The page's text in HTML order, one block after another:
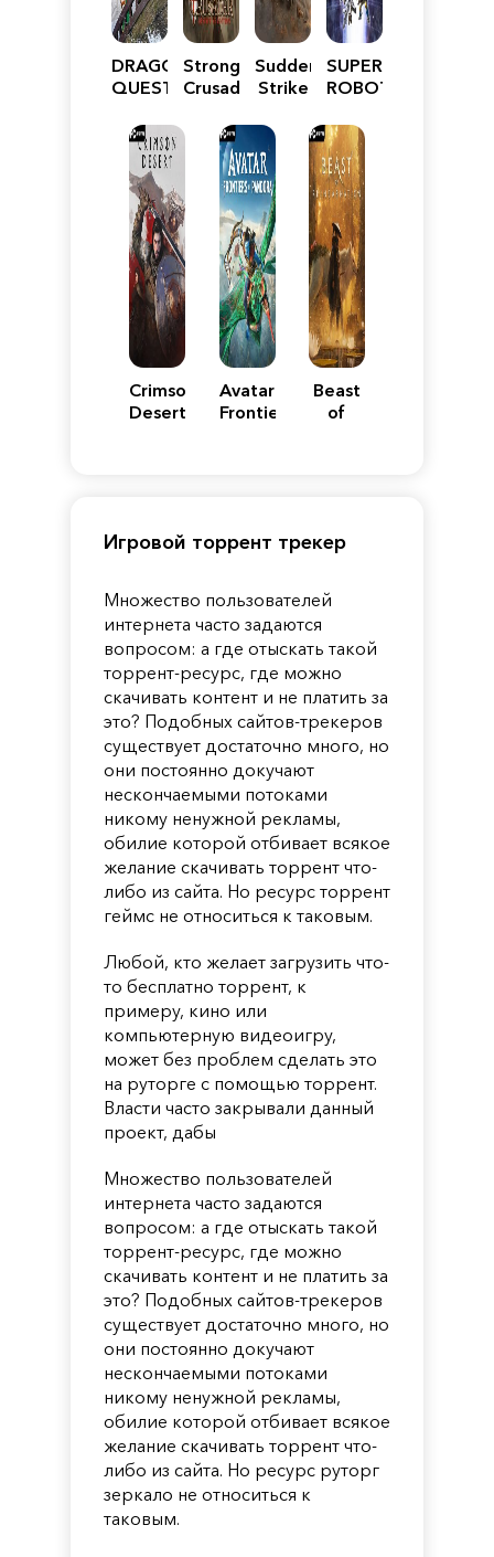
DRAGON
QUEST
Reimagined
Stronghold
Crusader:
Edition
Sudden
Strike
SUPER
ROBOT
Y
Crimson
Desert
Avatar:
Frontiers
Beast
of
Игровой торрент трекер
Множество пользователей
интернета часто задаются
вопросом: а где отыскать такой
торрент-ресурс, где можно
скачивать контент и не платить за
это? Подобных сайтов-трекеров
существует достаточно много, но
они постоянно докучают
нескончаемыми потоками
никому ненужной рекламы,
обилие которой отбивает всякое
желание скачивать торрент что-
либо из сайта. Но ресурс торрент
геймс не относиться к таковым.
Любой, кто желает загрузить что-
то бесплатно торрент, к
примеру, кино или
компьютерную видеоигру,
может без проблем сделать это
на руторге с помощью торрент.
Власти часто закрывали данный
проект, дабы
Множество пользователей
интернета часто задаются
вопросом: а где отыскать такой
торрент-ресурс, где можно
скачивать контент и не платить за
это? Подобных сайтов-трекеров
существует достаточно много, но
они постоянно докучают
нескончаемыми потоками
никому ненужной рекламы,
обилие которой отбивает всякое
желание скачивать торрент что-
либо из сайта. Но ресурс руторг
зеркало не относиться к
таковым.